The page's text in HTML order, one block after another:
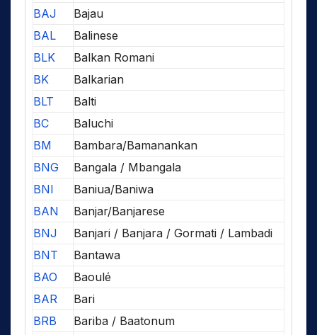
BAJ
Bajau
BAL
Balinese
BLK
Balkan Romani
BK
Balkarian
BLT
Balti
BC
Baluchi
BM
Bambara/Bamanankan
BNG
Bangala / Mbangala
BNI
Baniua/Baniwa
BAN
Banjar/Banjarese
BNJ
Banjari / Banjara / Gormati / Lambadi
BNT
Bantawa
BAO
Baoulé
BAR
Bari
BRB
Bariba / Baatonum